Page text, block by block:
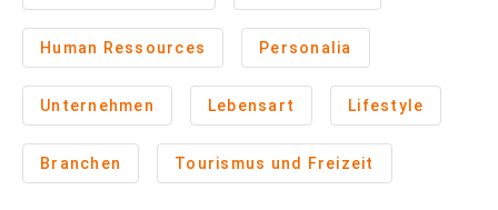
Human Ressources Personalia
Unternehmen Lebensart Lifestyle
Branchen Tourismus und Freizeit